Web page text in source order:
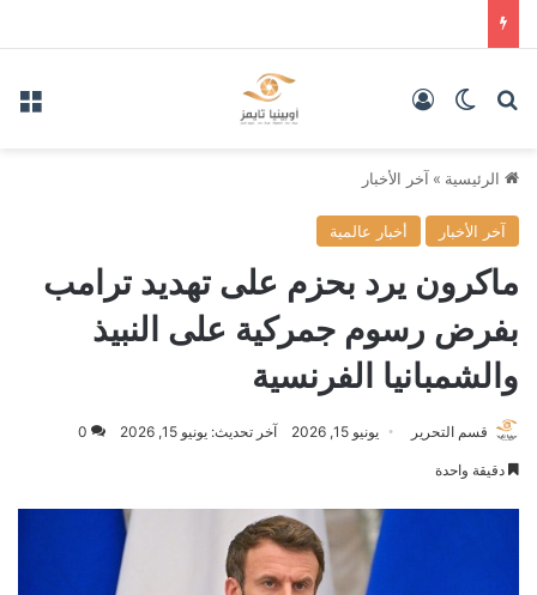
بحث عنالوضع المظلم
الرئيسية » آخر الأخبار
آخر الأخبار أخبار عالمية
ماكرون يرد بحزم على تهديد ترامب
بفرض رسوم جمركية على النبيذ
والشمبانيا الفرنسية
قسم التحرير يونيو 15, 2026 آخر تحديث: يونيو 15, 2026 0
دقيقة واحدة